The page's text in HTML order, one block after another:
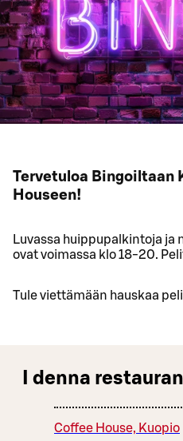
Tervetuloa Bingoiltaan
Houseen!
Luvassa huippupalkintoja ja
ovat voimassa klo 18-20.
Tule viettämään hauskaa
I denna
Coffee House, Kuopio